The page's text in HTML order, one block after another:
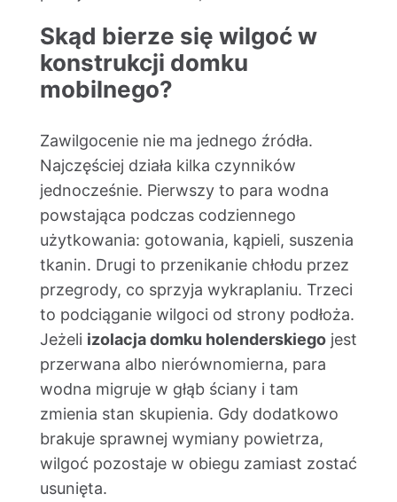
Skąd bierze się wilgoć w
konstrukcji domku
mobilnego?
Zawilgocenie nie ma jednego źródła.
Najczęściej działa kilka czynników
jednocześnie. Pierwszy to para wodna
powstająca podczas codziennego
użytkowania: gotowania, kąpieli, suszenia
tkanin. Drugi to przenikanie chłodu przez
przegrody, co sprzyja wykraplaniu. Trzeci
to podciąganie wilgoci od strony podłoża.
Jeżeli izolacja domku holenderskiegojest
przerwana albo nierównomierna, para
wodna migruje w głąb ściany i tam
zmienia stan skupienia. Gdy dodatkowo
brakuje sprawnej wymiany powietrza,
wilgoć pozostaje w obiegu zamiast zostać
usunięta.